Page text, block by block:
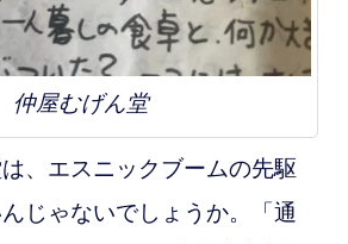
仲屋むげん堂
、エスニックブームの先駆
じゃないでしょうか。
「通